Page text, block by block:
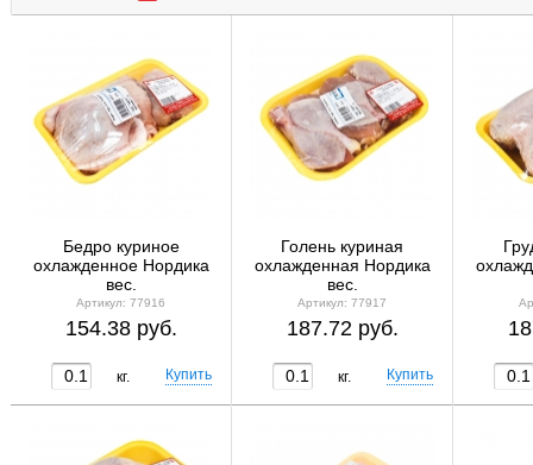
Бедро куриное
охлажденное Нордика
вес.
Артикул: 77916
154.38 руб.
кг.
Голень куриная
охлажденная Нордика
вес.
Артикул: 77917
187.72 руб.
кг.